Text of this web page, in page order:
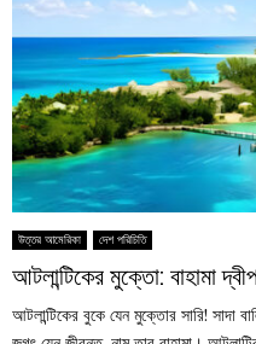
উত্তর আমেরিকা দেশ পরিচিতি
আটলান্টিকের মুক্তো: বাহামা
আটলান্টিকের বুকে যেন মুক্তোর সারি!